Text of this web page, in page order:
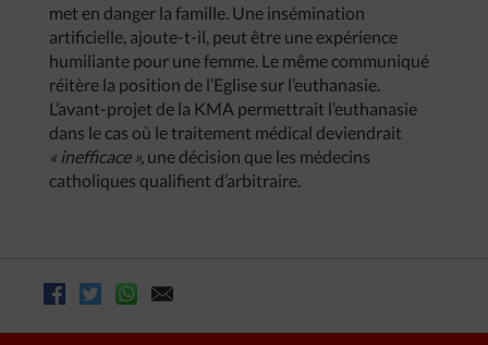
met en danger la famille. Une insémination
artificielle, ajoute-t-il, peut être une expérience
humiliante pour une femme. Le même communiqué
réitère la position de l’Eglise sur l’euthanasie.
L’avant-projet de la KMA permettrait l’euthanasie
dans le cas où le traitement médical deviendrait
« inefficace », une décision que les médecins
catholiques qualifient d’arbitraire.